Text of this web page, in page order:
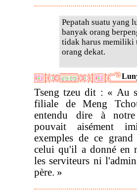
Pepatah suatu yang
banyak orang
tidak harus memiliki
orang dekat.
Tseng tzeu dit : « Au
filiale de Meng
entendu dire à
pouvait aisément
exemples de ce
celui qu'il a donné en
les serviteurs ni
père. »